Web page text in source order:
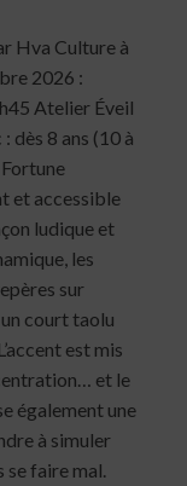
Hva Culture à
2026 :
Atelier Éveil
dès 8 ans (10 à
et accessible
ludique et
les
sur
court taolu
est mis
et le
également une
à simuler
se faire mal.